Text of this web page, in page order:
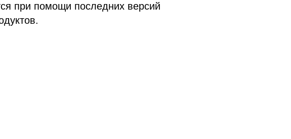
при помощи последних версий